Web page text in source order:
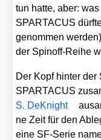
tun hat­te, aber:
SPARTACUS
genom­men
der Spin­off-Rei­he
Der Kopf hin­ter der
SPARTACUS
S. DeKnight
ne Zeit für den
eine SF-Serie